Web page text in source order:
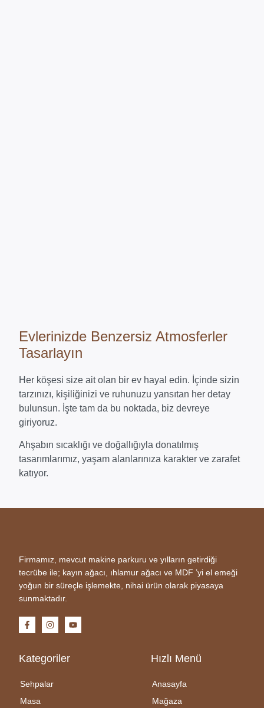
Evlerinizde Benzersiz Atmosferler
Tasarlayın
Her köşesi size ait olan bir ev hayal edin. İçinde sizin
tarzınızı, kişiliğinizi ve ruhunuzu yansıtan her detay
bulunsun. İşte tam da bu noktada, biz devreye
giriyoruz.
Ahşabın sıcaklığı ve doğallığıyla donatılmış
tasarımlarımız, yaşam alanlarınıza karakter ve zarafet
katıyor.
Firmamız, mevcut makine parkuru ve yılların getirdiği
tecrübe ile; kayın ağacı, ıhlamur ağacı ve MDF ’yi el emeği
yoğun bir süreçle işlemekte, nihai ürün olarak piyasaya
sunmaktadır.
Kategoriler
Sehpalar
Masa
Hızlı Menü
Anasayfa
Mağaza